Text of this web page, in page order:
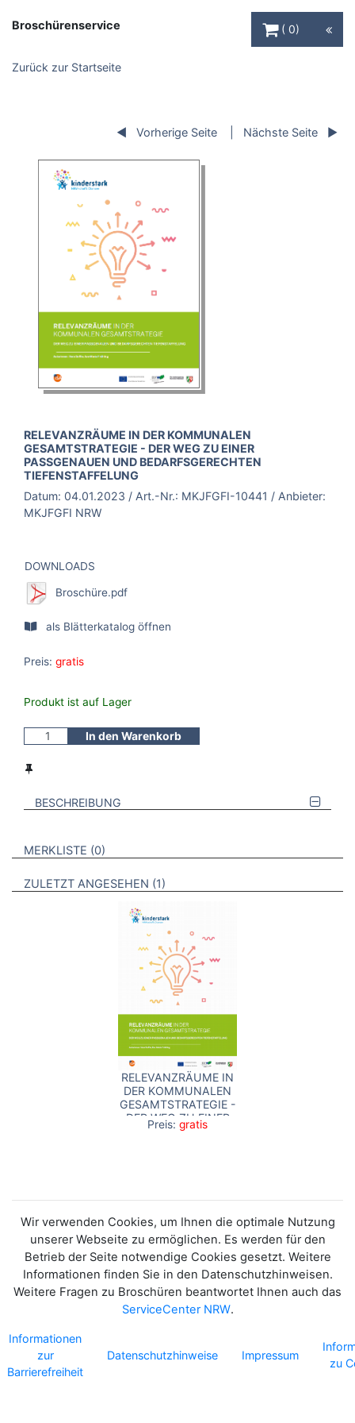
Broschürenservice
0
Zurück zur Startseite
Vorherige Seite Nächste Seite
BROSCHÜRE:
RELEVANZRÄUME IN DER KOMMUNALEN
GESAMTSTRATEGIE - DER WEG ZU EINER
PASSGENAUEN UND BEDARFSGERECHTEN
TIEFENSTAFFELUNG
Datum: 04.01.2023 / Art.-Nr.: MKJFGFI-10441 / Anbieter:
MKJFGFI NRW
DOWNLOADS
Broschüre.pdf
als Blätterkatalog öffnen
Preis: gratis
Produkt ist auf Lager
In den Warenkorb
BESCHREIBUNG
VERWEISE AUF VERMERKTE- ODER ZULETZT ANGESEHENE
MERKLISTE 0 BROSCHÜREN
ZULETZT ANGESEHEN 1 BROSCHÜREN
RELEVANZRÄUME IN
DER KOMMUNALEN
GESAMTSTRATEGIE -
DER WEG ZU EINER
PASSGENAUEN UND
Preis: gratis
Wir verwenden Cookies, um Ihnen die optimale Nutzung
unserer Webseite zu ermöglichen. Es werden für den
Betrieb der Seite notwendige Cookies gesetzt. Weitere
Informationen finden Sie in den Datenschutzhinweisen.
Weitere Fragen zu Broschüren beantwortet Ihnen auch das
ServiceCenter NRW.
Informationen
zur
Barrierefreiheit
Datenschutzhinweise Impressum
zu